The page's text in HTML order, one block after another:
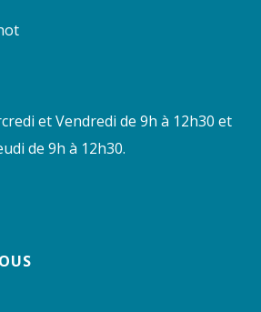
et Vendredi de 9h à 12h30 et
de 9h à 12h30.